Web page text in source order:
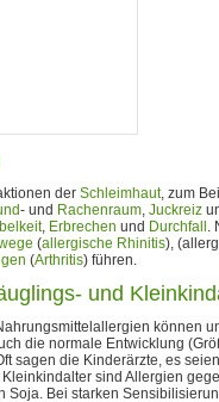
der Schleimhaut, zum
- und Rachenraum, Juckreiz
, Erbrechen und Durchfall .
(allergische Rhinitis),
(Arthritis) führen.
und
können
die normale Entwicklung
sagen die Kinderärzte, es
sind Allergien
Soja. Bei starken